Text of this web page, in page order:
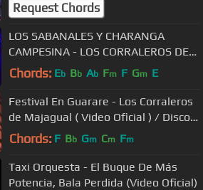
Request Chords
LOS SABANALES Y CHARANGA
CAMPESINA - LOS CORRALEROS DE
MAJAGUAL. 35 ENCUENTRO
Chords: Eb Bb Ab Fm F Gm E
Festival En Guarare - Los Corraleros
de Majagual ( Video Oficial ) / Discos
Fuentes
Chords: F Bb Gm Cm Fm
Taxi Orquesta - El Buque De Más
Potencia, Bala Perdida (Video Oficial)